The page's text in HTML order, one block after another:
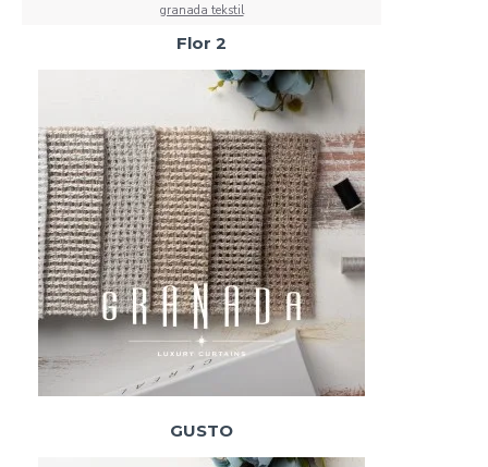
granada tekstil
Flor 2
GUSTO